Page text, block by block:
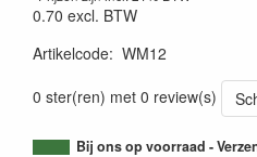
0.70 excl. BTW
Artikelcode: WM12
0 ster(ren) met 0 review(s)
Bij ons op voorraad -